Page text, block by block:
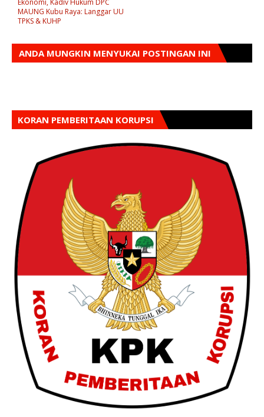
Ekonomi, Kadiv Hukum DPC
MAUNG Kubu Raya: Langgar UU
TPKS & KUHP
ANDA MUNGKIN MENYUKAI POSTINGAN INI
KORAN PEMBERITAAN KORUPSI